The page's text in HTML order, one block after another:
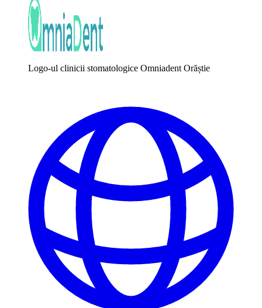
Logo-ul clinicii stomatologice Omniadent Orăștie